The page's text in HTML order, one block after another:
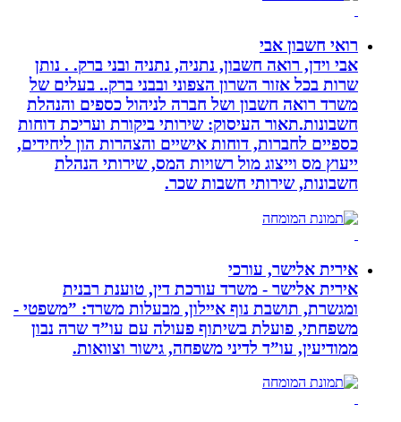
רואי חשבון אבי
אבי וידן, רואה חשבון, נתניה, נתניה ובני ברק. . נותן
שרות בכל אזור השרון הצפוני ובבני ברק.. בעלים של
משרד רואה חשבון ושל חברה לניהול כספים והנהלת
חשבונות.תאור העיסוק: שירותי ביקורת ועריכת דוחות
כספיים לחברות, דוחות אישיים והצהרות הון ליחידים,
ייעוץ מס וייצוג מול רשויות המס, שירותי הנהלת
חשבונות, שירותי חשבות שכר.
אירית אלישר, עורכי
אירית אלישר - משרד עורכת דין, טוענת רבנית
ומגשרת, תושבת נוף איילון, מבעלות משרד: ”משפטי -
משפחתי, פועלת בשיתוף פעולה עם עו”ד שרה נבון
ממודיעין, עו”ד לדיני משפחה, גישור וצוואות.